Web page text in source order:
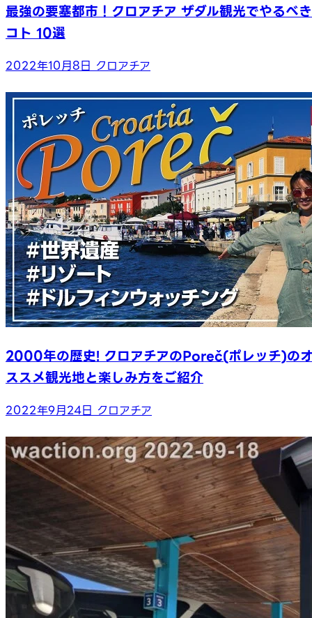
最強の要塞都市！クロアチア ザダル観光でやるべき
コト 10選
2022年10月8日 クロアチア
2000年の歴史! クロアチアのPoreč(ポレッチ)の
ススメ観光地と楽しみ方をご紹介
2022年9月24日 クロアチア